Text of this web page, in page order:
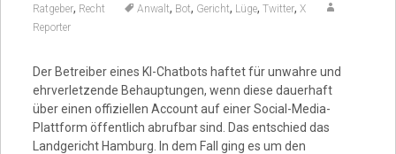
Ratgeber, Recht Anwalt, Bot, Gericht, Lüge, Twitter, X
Reporter
Der Betreiber eines KI-Chatbots haftet für unwahre und
ehrverletzende Behauptungen, wenn diese dauerhaft
über einen offiziellen Account auf einer Social-Media-
Plattform öffentlich abrufbar sind. Das entschied das
Landgericht Hamburg. In dem Fall ging es um den